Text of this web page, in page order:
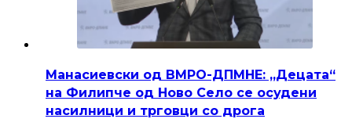
Манасиевски од ВМРО-ДПМНЕ: „Децата“
на Филипче од Ново Село се осудени
насилници и трговци со дрога